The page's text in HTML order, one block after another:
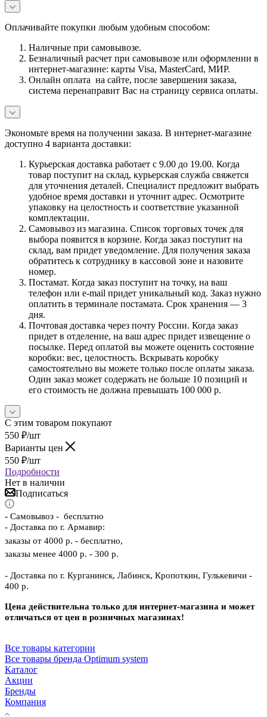
Оплачивайте покупки любым удобным способом:
Наличные при самовывозе.
Безналичный расчет при самовывозе или оформлении в
интернет-магазине: карты Visa, MasterCard, МИР.
Онлайн оплата на сайте, после завершения заказа,
система перенаправит Вас на страницу сервиса оплаты.
Экономьте время на получении заказа. В интернет-магазине
доступно 4 варианта доставки:
Курьерская доставка работает с 9.00 до 19.00. Когда
товар поступит на склад, курьерская служба свяжется
для уточнения деталей. Специалист предложит выбрать
удобное время доставки и уточнит адрес. Осмотрите
упаковку на целостность и соответствие указанной
комплектации.
Самовывоз из магазина. Список торговых точек для
выбора появится в корзине. Когда заказ поступит на
склад, вам придет уведомление. Для получения заказа
обратитесь к сотруднику в кассовой зоне и назовите
номер.
Постамат. Когда заказ поступит на точку, на ваш
телефон или e-mail придет уникальный код. Заказ нужно
оплатить в терминале постамата. Срок хранения — 3
дня.
Почтовая доставка через почту России. Когда заказ
придет в отделение, на ваш адрес придет извещение о
посылке. Перед оплатой вы можете оценить состояние
коробки: вес, целостность. Вскрывать коробку
самостоятельно вы можете только после оплаты заказа.
Один заказ может содержать не больше 10 позиций и
его стоимость не должна превышать 100 000 р.
С этим товаром покупают
550 ₽/шт
Варианты цен
550 ₽/шт
Подробности
Нет в наличии
Подписаться
- Самовывоз - бесплатно
- Доставка по г. Армавир:
заказы от 4000 р. - бесплатно,
заказы менее 4000 р. - 300 р.
- Доставка по г. Курганинск, Лабинск, Кропоткин, Гулькевичи -
400 р.
Цена действительна только для интернет-магазина и может
отличаться от цен в розничных магазинах!
Все товары категории
Все товары бренда Optimum system
Каталог
Акции
Бренды
Компания